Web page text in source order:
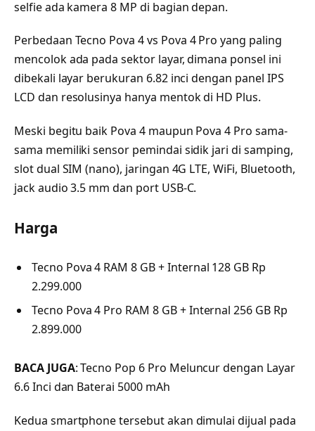
selfie ada kamera 8 MP di bagian depan.
Perbedaan Tecno Pova 4 vs Pova 4 Pro yang paling
mencolok ada pada sektor layar, dimana ponsel ini
dibekali layar berukuran 6.82 inci dengan panel IPS
LCD dan resolusinya hanya mentok di HD Plus.
Meski begitu baik Pova 4 maupun Pova 4 Pro sama-
sama memiliki sensor pemindai sidik jari di samping,
slot dual SIM (nano), jaringan 4G LTE, WiFi, Bluetooth,
jack audio 3.5 mm dan port USB-C.
Harga
Tecno Pova 4 RAM 8 GB + Internal 128 GB Rp
2.299.000
Tecno Pova 4 Pro RAM 8 GB + Internal 256 GB Rp
2.899.000
BACA JUGA: Tecno Pop 6 Pro Meluncur dengan Layar
6.6 Inci dan Baterai 5000 mAh
Kedua smartphone tersebut akan dimulai dijual pada